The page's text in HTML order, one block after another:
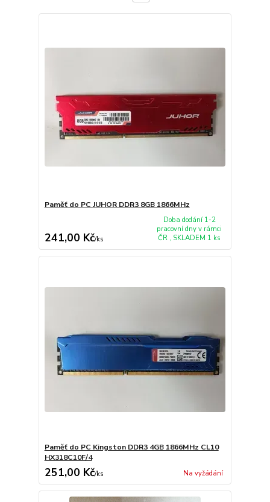
Paměť do PC JUHOR DDR3 8GB 1866MHz
241,00 Kč/ks
Doba dodání 1-2
pracovní dny v rámci
ČR , SKLADEM 1 ks
Paměť do PC Kingston DDR3 4GB 1866MHz CL10
HX318C10F/4
251,00 Kč/ks Na vyžádání